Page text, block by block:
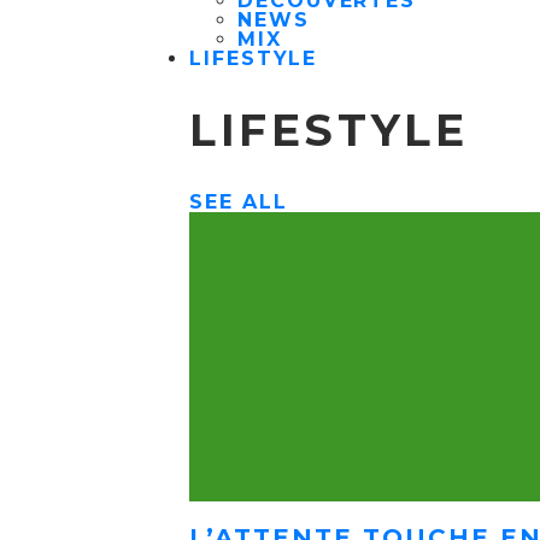
NEWS
MIX
LIFESTYLE
LIFESTYLE
SEE ALL